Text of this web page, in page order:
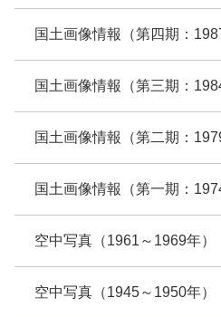
国土画像情報（第四期：
国土画像情報（第三期：
国土画像情報（第二期：
国土画像情報（第一期：
空中写真（1961～1969年）
空中写真（1945～1950年）